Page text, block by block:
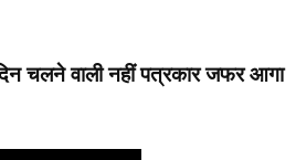
चलने वाली नहीं पत्रकार जफर आगा